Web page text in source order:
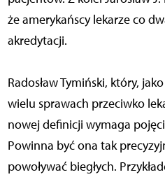
że amerykańscy lekarze co
akredytacji.
Radosław Tymiński, który,
wielu sprawach przeciwko
nowej definicji wymaga
Powinna być ona tak
powoływać biegłych.